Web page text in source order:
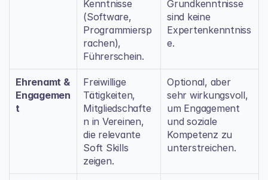
Kenntnisse
(Software,
Programmiersp
rachen),
Führerschein.
Grundkenntnisse
sind keine
Expertenkenntniss
e.
Ehrenamt &
Engagemen
t
Freiwillige
Tätigkeiten,
Mitgliedschafte
n in Vereinen,
die relevante
Soft Skills
zeigen.
Optional, aber
sehr wirkungsvoll,
um Engagement
und soziale
Kompetenz zu
unterstreichen.